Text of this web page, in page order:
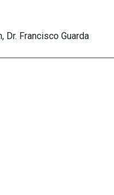
Dr. Francisco Guarda